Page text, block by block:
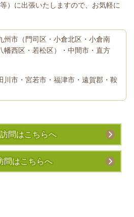
）に出張いたしますので、お気軽に
州市（門司区・小倉北区・小倉南
幡西区・若松区）・中間市・直方
若市・福津市・遠賀郡・鞍
問はこちらへ
問はこちらへ